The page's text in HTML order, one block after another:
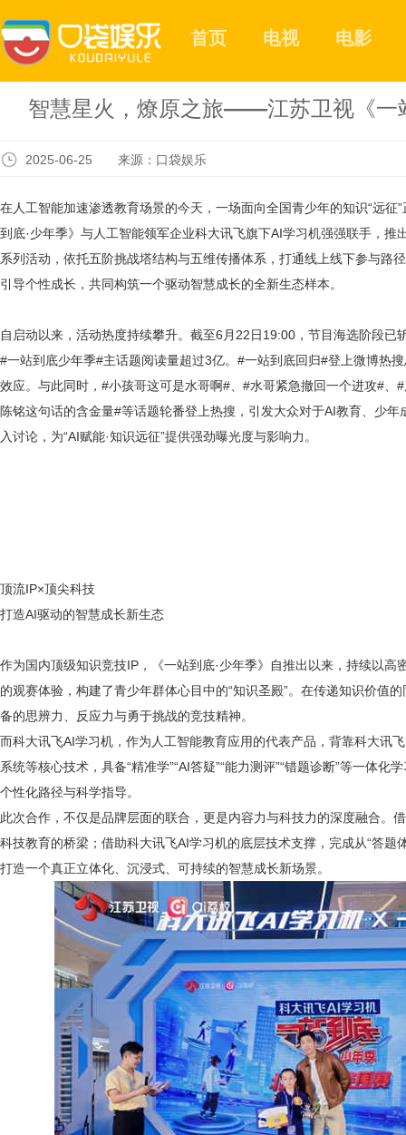
首页 电视 电影
智慧星火，燎原之旅——江苏卫视《一
2025-06-25 来源：口袋娱乐
在人工智能加速渗透教育场景的今天，一场面向全国青少年的知识“远征
到底·少年季》与人工智能领军企业科大讯飞旗下AI学习机强强联手，推
系列活动，依托五阶挑战塔结构与五维传播体系，打通线上线下参与路
引导个性成长，共同构筑一个驱动智慧成长的全新生态样本。
自启动以来，活动热度持续攀升。截至6月22日19:00，节目海选阶段已
#一站到底少年季#主话题阅读量超过3亿。#一站到底回归#登上微博热
效应。与此同时，#小孩哥这可是水哥啊#、#水哥紧急撤回一个进攻#、
陈铭这句话的含金量#等话题轮番登上热搜，引发大众对于AI教育、少
入讨论，为“AI赋能·知识远征”提供强劲曝光度与影响力。
顶流IP×顶尖科技
打造AI驱动的智慧成长新生态
作为国内顶级知识竞技IP，《一站到底·少年季》自推出以来，持续以
的观赛体验，构建了青少年群体心目中的“知识圣殿”。在传递知识价值
备的思辨力、反应力与勇于挑战的竞技精神。
而科大讯飞AI学习机，作为人工智能教育应用的代表产品，背靠科大讯
系统等核心技术，具备“精准学”“AI答疑”“能力测评”“错题诊断”等一体
个性化路径与科学指导。
此次合作，不仅是品牌层面的联合，更是内容力与科技力的深度融合。
科技教育的桥梁；借助科大讯飞AI学习机的底层技术支撑，完成从“答题
打造一个真正立体化、沉浸式、可持续的智慧成长新场景。